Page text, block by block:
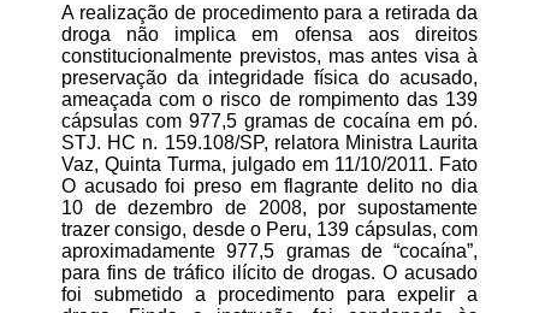
A realização de procedimento para a retirada da
droga não implica em ofensa aos direitos
constitucionalmente previstos, mas antes visa à
preservação da integridade física do acusado,
ameaçada com o risco de rompimento das 139
cápsulas com 977,5 gramas de cocaína em pó.
STJ. HC n. 159.108/SP, relatora Ministra Laurita
Vaz, Quinta Turma, julgado em 11/10/2011. Fato
O acusado foi preso em flagrante delito no dia
10 de dezembro de 2008, por supostamente
trazer consigo, desde o Peru, 139 cápsulas, com
aproximadamente 977,5 gramas de “cocaína”,
para fins de tráfico ilícito de drogas. O acusado
foi submetido a procedimento para expelir a